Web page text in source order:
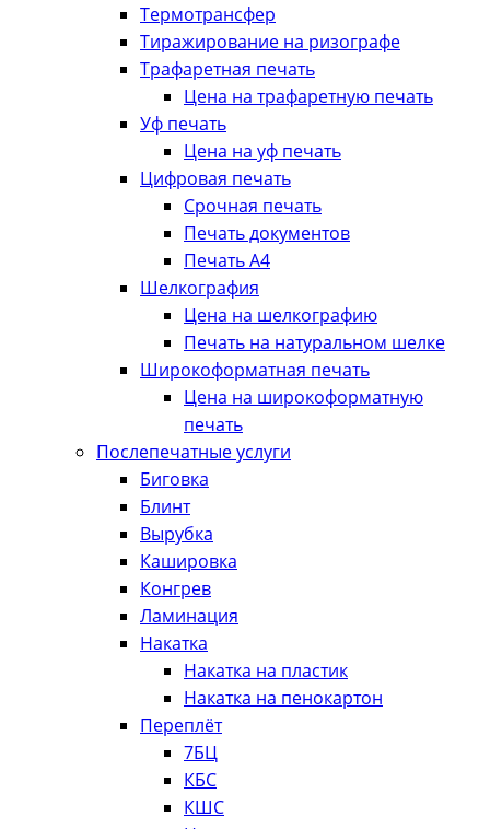
Термотрансфер
Тиражирование на ризографе
Трафаретная печать
Цена на трафаретную печать
Уф печать
Цена на уф печать
Цифровая печать
Срочная печать
Печать документов
Печать А4
Шелкография
Цена на шелкографию
Печать на натуральном шелке
Широкоформатная печать
Цена на широкоформатную
печать
Послепечатные услуги
Биговка
Блинт
Вырубка
Кашировка
Конгрев
Ламинация
Накатка
Накатка на пластик
Накатка на пенокартон
Переплёт
7БЦ
КБС
КШС